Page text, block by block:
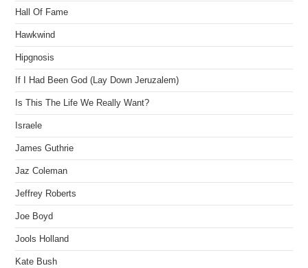
Hall Of Fame
Hawkwind
Hipgnosis
If I Had Been God (Lay Down Jeruzalem)
Is This The Life We Really Want?
Israele
James Guthrie
Jaz Coleman
Jeffrey Roberts
Joe Boyd
Jools Holland
Kate Bush